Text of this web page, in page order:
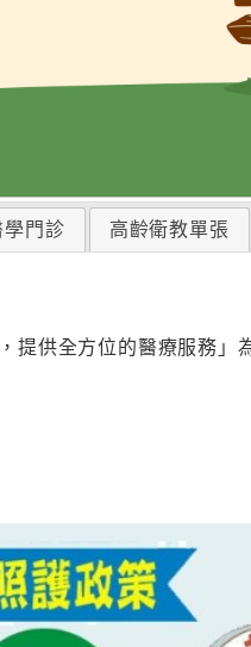
學門診 高齡衛教單張
提供全方位的醫療服務